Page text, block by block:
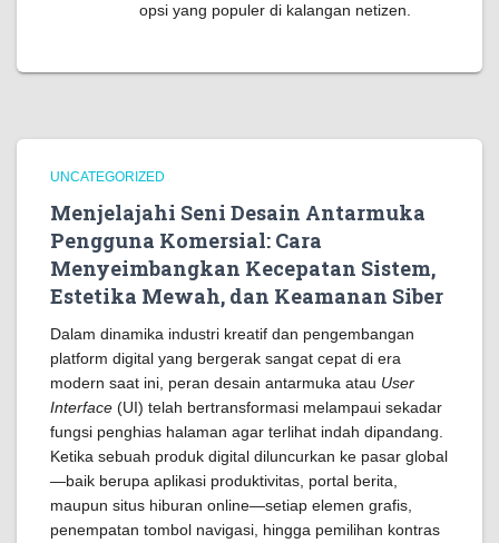
opsi yang populer di kalangan netizen.
UNCATEGORIZED
Menjelajahi Seni Desain Antarmuka
Pengguna Komersial: Cara
Menyeimbangkan Kecepatan Sistem,
Estetika Mewah, dan Keamanan Siber
Dalam dinamika industri kreatif dan pengembangan
platform digital yang bergerak sangat cepat di era
modern saat ini, peran desain antarmuka atau User
Interface (UI) telah bertransformasi melampaui sekadar
fungsi penghias halaman agar terlihat indah dipandang.
Ketika sebuah produk digital diluncurkan ke pasar global
—baik berupa aplikasi produktivitas, portal berita,
maupun situs hiburan online—setiap elemen grafis,
penempatan tombol navigasi, hingga pemilihan kontras